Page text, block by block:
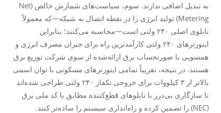
به تبدیل اضافی ندارند. سوم، سیاست‌های شمارش خالص (Net
Metering) تولید انرژی را در نقطه اتصال به شبکه—که معمولاً
تابلوی اصلی ۲۴۰ ولتی است—محاسبه می‌کنند؛ بنابراین
اینورترهای ۲۴۰ ولتی کارآمدترین راه برای جبران مصرف انرژی و
همسویی با صورتحساب برق ارائه‌شده از سوی شرکت توزیع برق
هستند. در نتیجه، تقریباً تمامی اینورترهای مسکونی با توان اسمی
بالاتر از ۳ کیلووات برای خروجی تکفاز ۲۴۰ ولتی طراحی شده‌اند
تا سازگاری بی‌درز با تابلوهای قطع‌کننده مطابق با کد ملی برق
(NEC) را تضمین کرده و راه‌اندازی سیستم را ساده‌تر کنند.